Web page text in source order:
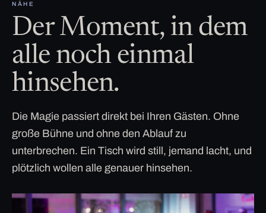
NÄHE
Der Moment, in dem
alle noch einmal
hinsehen.
Die Magie passiert direkt bei Ihren Gästen. Ohne
große Bühne und ohne den Ablauf zu
unterbrechen. Ein Tisch wird still, jemand lacht, und
plötzlich wollen alle genauer hinsehen.